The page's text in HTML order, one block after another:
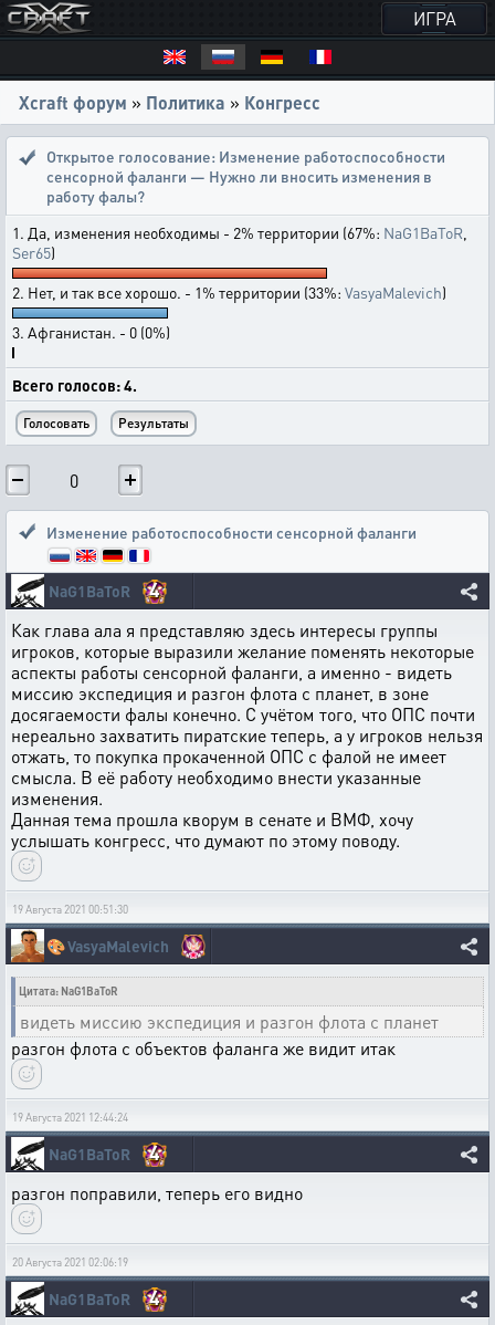
ИГРА
Xcraft форум » Политика » Конгресс
Открытое голосование: Изменение работоспособности
сенсорной фаланги — Нужно ли вносить изменения в
работу фалы?
1. Да, изменения необходимы - 2% территории (67%: NaG1BaToR
Ser65)
2. Нет, и так все хорошо. - 1% территории (33%: VasyaMalevich)
3. Афганистан. - 0 (0%)
Всего голосов: 4.
0
Изменение работоспособности сенсорной фаланги
NaG1BaToR 4
Как глава ала я представляю здесь интересы группы
игроков, которые выразили желание поменять некоторые
аспекты работы сенсорной фаланги, а именно - видеть
миссию экспедиция и разгон флота с планет, в зоне
досягаемости фалы конечно. C учётом того, что ОПС почти
нереально захватить пиратские теперь, а у игроков нельзя
отжать, то покупка прокаченной ОПС с фалой не имеет
смысла. В её работу необходимо внести указанные
изменения.
Данная тема прошла кворум в сенате и ВМФ, хочу
услышать конгресс, что думают по этому поводу.
19 Августа 2021 00:51:30
🎨VasyaMalevich
Цитата: NaG1BaToR
видеть миссию экспедиция и разгон флота с планет
разгон флота с объектов фаланга же видит итак
19 Августа 2021 12:44:24
NaG1BaToR 4
разгон поправили, теперь его видно
20 Августа 2021 02:06:19
NaG1BaToR 4